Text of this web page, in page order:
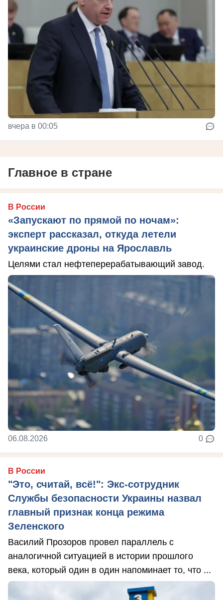
вчера в 00:05
Главное в стране
В России
«Запускают по прямой по ночам»:
эксперт рассказал, откуда летели
украинские дроны на Ярославль
Целями стал нефтеперерабатывающий завод.
06.08.2026 0
В России
"Это, считай, всё!": Экс-сотрудник
Службы безопасности Украины назвал
главный признак конца режима
Зеленского
Василий Прозоров провел параллель с
аналогичной ситуацией в истории прошлого
века, который один в один напоминает то, что ...